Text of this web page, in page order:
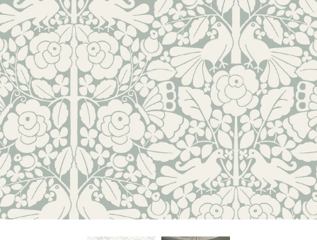
industry-leading marketplace
paired with an unlimited
subscription service, Envato
helps creatives like you get
projects done faster.
About Envato
Careers
Privacy Policy